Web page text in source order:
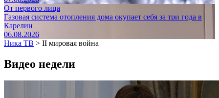
От первого лица
Газовая система отопления дома окупает себя за три года в
Карелии
06.08.2026
Ника ТВ > II мировая война
Видео недели